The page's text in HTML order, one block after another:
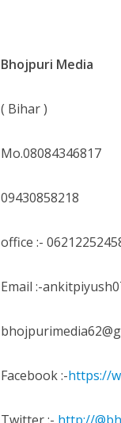
Bhojpuri Media
( Bihar )
Mo.08084346817
09430858218
office :-
Email :-
Facebook :-https://